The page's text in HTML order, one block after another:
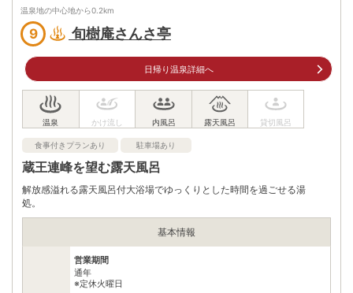
アクセス
車
JR東北本線(黒磯〜利府・盛岡)白石～約２5分
JR仙台駅→高速バス蔵王・村田・
遠刈田遠刈田温泉行き遠刈田温泉下車→徒歩約1０分
駐車場 無料（100台）
電話番号
0224343161
※10:00～20:00
※ 掲載情報は変更になる場合があります。最新の内容はご利用前にご自身でお
※ 料金情報は税込・税抜表記が混ざっております。正しい金額はご利用前にご
自身でお問合せください。
温泉地の中心地から0.2km
9 旬樹庵さんさ亭
日帰り温泉詳細へ
食事付きプランあり 駐車場あり
蔵王連峰を望む露天風呂
解放感溢れる露天風呂付大浴場でゆっくりとした時間を過ごせる湯
処。
基本情報
営業期間
通年
※定休火曜日